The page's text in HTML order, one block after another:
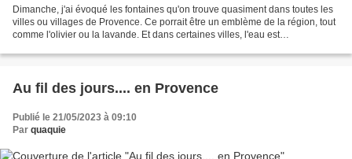
Dimanche, j'ai évoqué les fontaines qu'on trouve quasiment dans toutes les
villes ou villages de Provence. Ce porrait être un emblème de la région, tout
comme l'olivier ou la lavande. Et dans certaines villes, l'eau est
Au fil des jours.... en Provence
Publié le 21/05/2023 à 09:10
Par quaquie